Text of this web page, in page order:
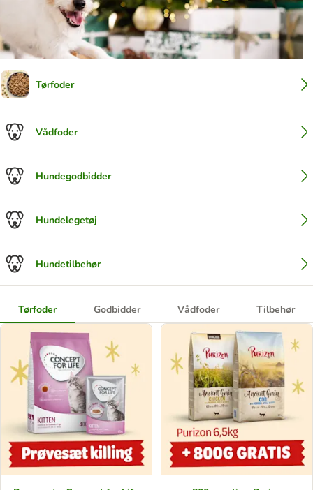
Tørfoder
Vådfoder
Hundegodbidder
Hundelegetøj
Hundetilbehør
Tørfoder Godbidder Vådfoder Tilbehør